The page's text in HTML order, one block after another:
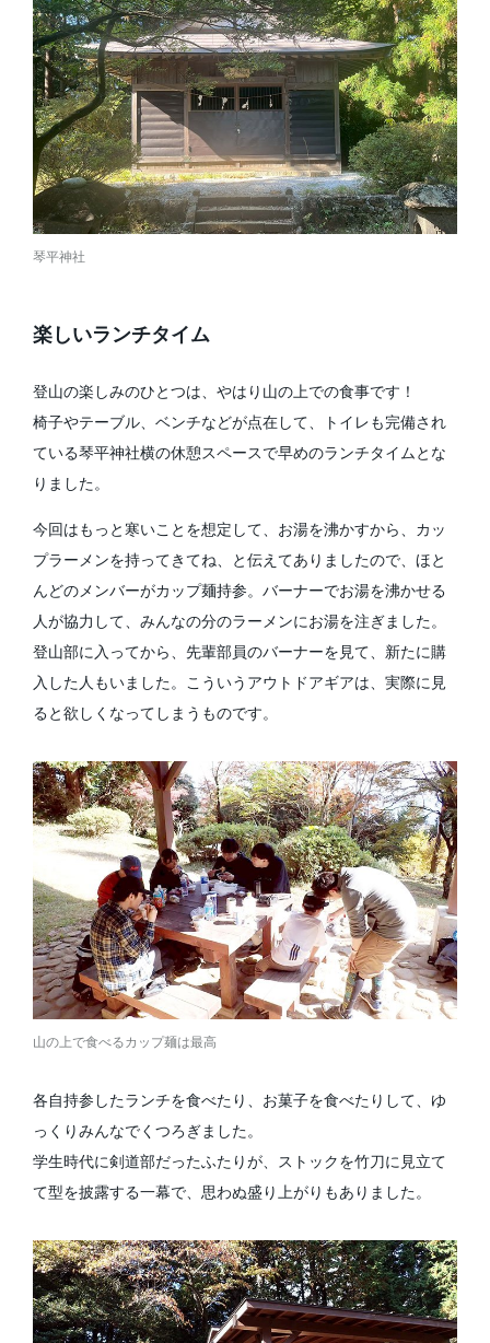
琴平神社
楽しいランチタイム
登山の楽しみのひとつは、やはり山の上での食事です！
椅子やテーブル、ベンチなどが点在して、トイレも完備され
ている琴平神社横の休憩スペースで早めのランチタイムとな
りました。
今回はもっと寒いことを想定して、お湯を沸かすから、カッ
プラーメンを持ってきてね、と伝えてありましたので、ほと
んどのメンバーがカップ麺持参。バーナーでお湯を沸かせる
人が協力して、みんなの分のラーメンにお湯を注ぎました。
登山部に入ってから、先輩部員のバーナーを見て、新たに購
入した人もいました。こういうアウトドアギアは、実際に見
ると欲しくなってしまうものです。
山の上で食べるカップ麺は最高
各自持参したランチを食べたり、お菓子を食べたりして、ゆ
っくりみんなでくつろぎました。
学生時代に剣道部だったふたりが、ストックを竹刀に見立て
て型を披露する一幕で、思わぬ盛り上がりもありました。